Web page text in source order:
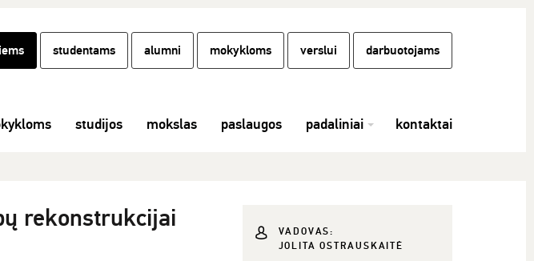
studentams alumni mokykloms verslui darbuotojams
studijos mokslas paslaugos padaliniai kontaktai
rekonstrukcijai
VADOVAS:
JOLITA OSTRAUSKAITĖ